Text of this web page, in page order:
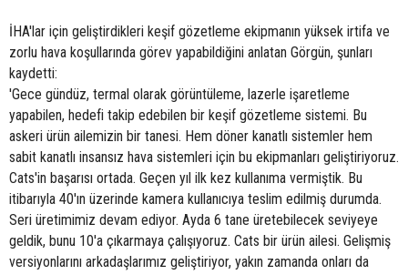
İHA'lar için geliştirdikleri keşif gözetleme ekipmanın yüksek irtifa ve
zorlu hava koşullarında görev yapabildiğini anlatan Görgün, şunları
kaydetti:
'Gece gündüz, termal olarak görüntüleme, lazerle işaretleme
yapabilen, hedefi takip edebilen bir keşif gözetleme sistemi. Bu
askeri ürün ailemizin bir tanesi. Hem döner kanatlı sistemler hem
sabit kanatlı insansız hava sistemleri için bu ekipmanları geliştiriyoruz.
Cats'in başarısı ortada. Geçen yıl ilk kez kullanıma vermiştik. Bu
itibarıyla 40'ın üzerinde kamera kullanıcıya teslim edilmiş durumda.
Seri üretimimiz devam ediyor. Ayda 6 tane üretebilecek seviyeye
geldik, bunu 10'a çıkarmaya çalışıyoruz. Cats bir ürün ailesi. Gelişmiş
versiyonlarını arkadaşlarımız geliştiriyor, yakın zamanda onları da